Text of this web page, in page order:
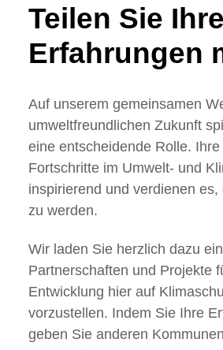
Teilen Sie Ihre
Erfahrungen
Auf unserem gemeinsamen
umweltfreundlichen Zukunft
eine entscheidende Rolle.
Fortschritte im Umwelt- und
inspirierend und verdienen
zu werden.
Wir laden Sie herzlich dazu
Partnerschaften und Projekte
Entwicklung hier auf
vorzustellen. Indem Sie Ihre
geben Sie anderen